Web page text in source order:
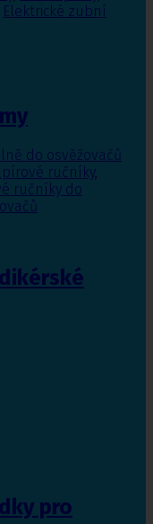
Elektrické zubní
do osvěžovačů
ručníky,
ručníky do
pro